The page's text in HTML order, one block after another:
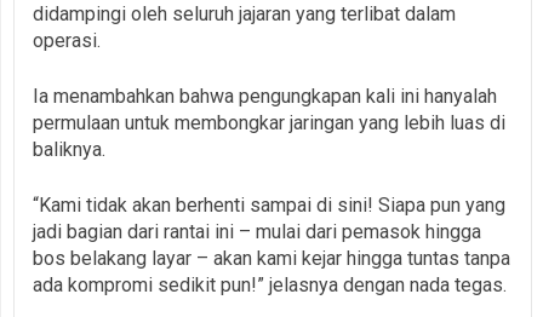
didampingi oleh seluruh jajaran yang terlibat dalam
operasi.
Ia menambahkan bahwa pengungkapan kali ini hanyalah
permulaan untuk membongkar jaringan yang lebih luas di
baliknya.
“Kami tidak akan berhenti sampai di sini! Siapa pun yang
jadi bagian dari rantai ini – mulai dari pemasok hingga
bos belakang layar – akan kami kejar hingga tuntas tanpa
ada kompromi sedikit pun!” jelasnya dengan nada tegas.